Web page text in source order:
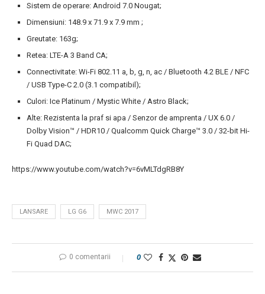
Sistem de operare: Android 7.0 Nougat;
Dimensiuni: 148.9 x 71.9 x 7.9 mm ;
Greutate: 163g;
Retea: LTE-A 3 Band CA;
Connectivitate: Wi-Fi 802.11 a, b, g, n, ac / Bluetooth 4.2 BLE / NFC
/ USB Type-C 2.0 (3.1 compatibil);
Culori: Ice Platinum / Mystic White / Astro Black;
Alte: Rezistenta la praf si apa / Senzor de amprenta / UX 6.0 /
Dolby Vision™ / HDR10 / Qualcomm Quick Charge™ 3.0 / 32-bit Hi-
Fi Quad DAC;
https://www.youtube.com/watch?v=6vMLTdgRB8Y
LANSARE LG G6 MWC 2017
0 comentarii 0